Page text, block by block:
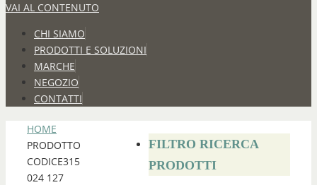
VAI AL CONTENUTO
CHI SIAMO
PRODOTTI E SOLUZIONI
MARCHE
NEGOZIO
CONTATTI
HOME
PRODOTTO
CODICE315
024 127
FILTRO RICERCA
PRODOTTI